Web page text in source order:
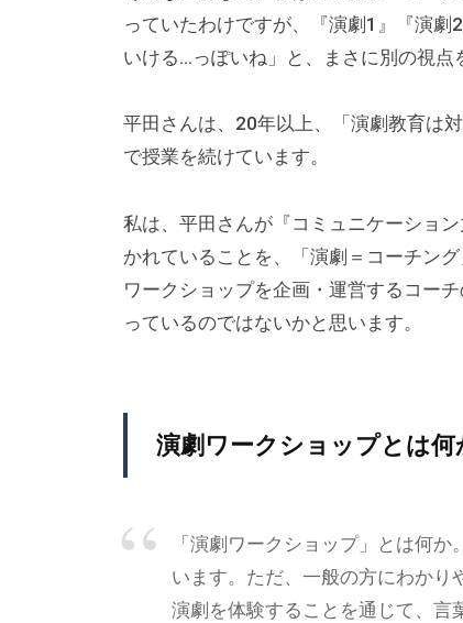
て
い
す
。
っていたわけですが、『演劇1』『演
いける…っぽいね」と、まさに別の視点
平田さんは、20年以上、「演劇教育は
で授業を続けています。
私は、平田さんが『コミュニケーショ
かれていることを、「演劇＝コーチン
ワークショップを企画・運営するコー
っているのではないかと思います。
演劇ワークショップとは何
「演劇ワークショップ」とは何
います。ただ、一般の方にわかり
演劇を体験することを通じて、言